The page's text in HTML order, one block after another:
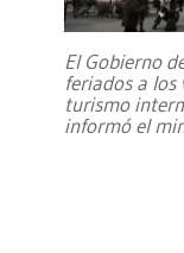
El Gobierno
feriados a los
turismo
informó el